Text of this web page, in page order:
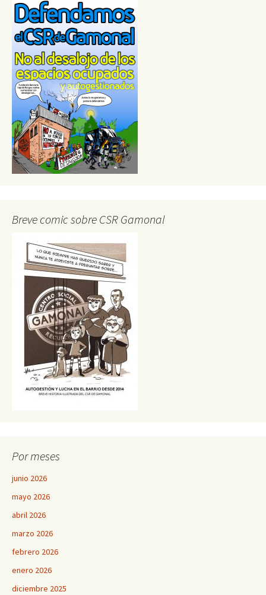
Breve comic sobre CSR Gamonal
Por meses
junio 2026
mayo 2026
abril 2026
marzo 2026
febrero 2026
enero 2026
diciembre 2025